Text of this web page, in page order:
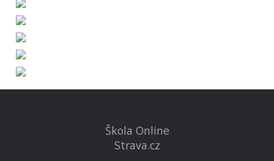
Škola Online
Strava.cz